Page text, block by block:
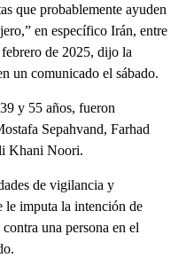
que probablemente ayuden
en específico Irán, entre
de 2025, dijo la
un comunicado el sábado.
y 55 años, fueron
Sepahvand, Farhad
Khani Noori.
de vigilancia y
le imputa la intención de
una persona en el